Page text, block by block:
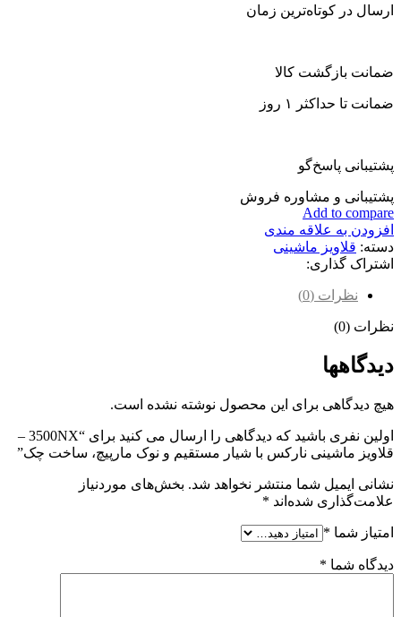
ارسال در کوتاه‌ترین زمان
ضمانت بازگشت کالا
ضمانت تا حداکثر ۱ روز
پشتیبانی پاسخ‌گو
پشتیبانی و مشاوره فروش
Add to compare
افزودن به علاقه مندی
دسته: قلاویز ماشینی
اشتراک گذاری:
نظرات (0)
نظرات (0)
دیدگاهها
هیچ دیدگاهی برای این محصول نوشته نشده است.
اولین نفری باشید که دیدگاهی را ارسال می کنید برای “3500NX –
قلاویز ماشینی نارکس با شیار مستقیم و نوک مارپیچ، ساخت چک”
نشانی ایمیل شما منتشر نخواهد شد. بخش‌های موردنیاز
علامت‌گذاری شده‌اند *
امتیاز شما *
دیدگاه شما *